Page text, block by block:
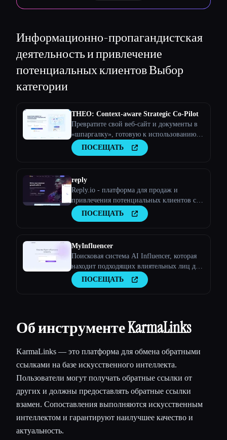
Информационно-пропагандистская
деятельность и привлечение
потенциальных клиентовВыбор
категории
THEO: Context-aware Strategic Co-Pilot
Превратите свой веб-сайт и документы в
«шпаргалку», готовую к использованию
искусственного интеллекта, и ваш
помощник по искусственному интеллекту
ПОСЕЩАТЬ
reply
Reply.io - платформа для продаж и
привлечения потенциальных клиентов с
помощью искусственного интеллекта
ПОСЕЩАТЬ
MyInfluencer
Поисковая система AI Influencer, которая
находит подходящих влиятельных лиц для
любого бизнеса
ПОСЕЩАТЬ
Об инструменте KarmaLinks
KarmaLinks — это платформа для обмена обратными
ссылками на базе искусственного интеллекта.
Пользователи могут получать обратные ссылки от
других и должны предоставлять обратные ссылки
взамен. Сопоставления выполняются искусственным
интеллектом и гарантируют наилучшее качество и
актуальность.